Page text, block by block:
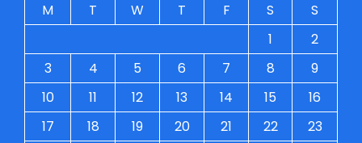
M
T W T F S
S
1
2
3
4 5 6 7 8
9
10
11 12 13 14 15
16
17
18 19 20 21 22
23